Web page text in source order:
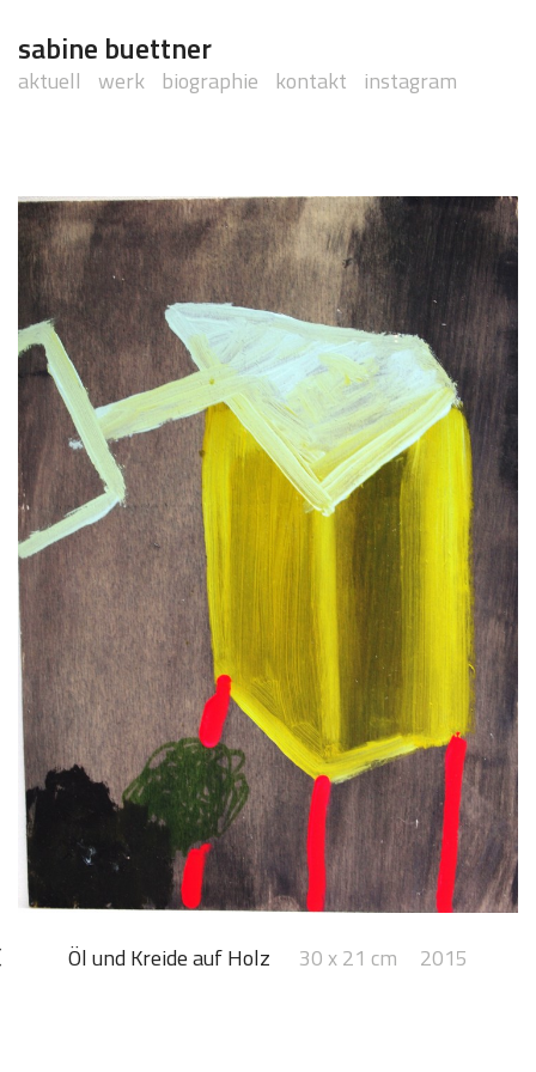
sabine buettner
aktuell werk biographie kontakt instagram
Öl und Kreide auf Holz 30 x 21 cm 2015